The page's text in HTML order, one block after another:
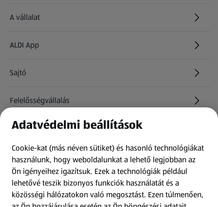
A vállalat
ALDI App
Sajtó
Felelősségvállalás
Információk
Kérdőív
Fizetési lehetőségek
Adatvédelmi beállítások
Cookie-kat (más néven sütiket) és hasonló technológiákat
használunk, hogy weboldalunkat a lehető legjobban az
Ön igényeihez igazítsuk. Ezek a technológiák például
lehetővé teszik bizonyos funkciók használatát és a
közösségi hálózatokon való megosztást. Ezen túlmenően,